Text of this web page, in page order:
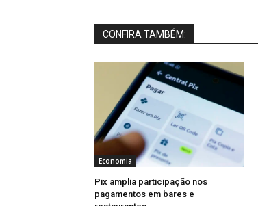
CONFIRA TAMBÉM:
Economia
Pix amplia participação nos
pagamentos em bares e